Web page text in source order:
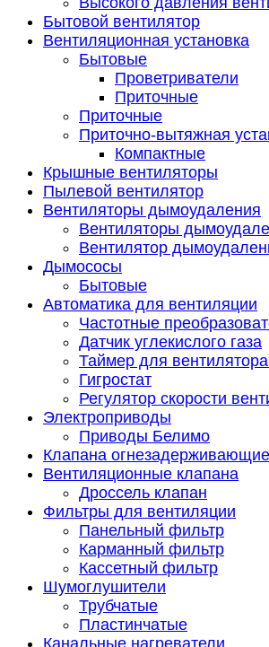
Бытовой вентилятор
Вентиляционная установка
Бытовые
Проветриватели
Приточные
Приточные
Приточно-вытяжная
Компактные
Крышные вентиляторы
Пылевой вентилятор
Вентиляторы дымоудаления
Вентиляторы
Вентилятор
Дымососы
Бытовые
Автоматика для вентиляции
Частотные
Датчик углекислого газа
Таймер для
Гигростат
Регулятор скорости
Электроприводы
Приводы Белимо
Клапана огнезадерживающие
Вентиляционные клапана
Дроссель клапан
Фильтры для вентиляции
Панельный фильтр
Карманный фильтр
Кассетный фильтр
Шумоглушители
Трубчатые
Пластинчатые
Канальные нагреватели